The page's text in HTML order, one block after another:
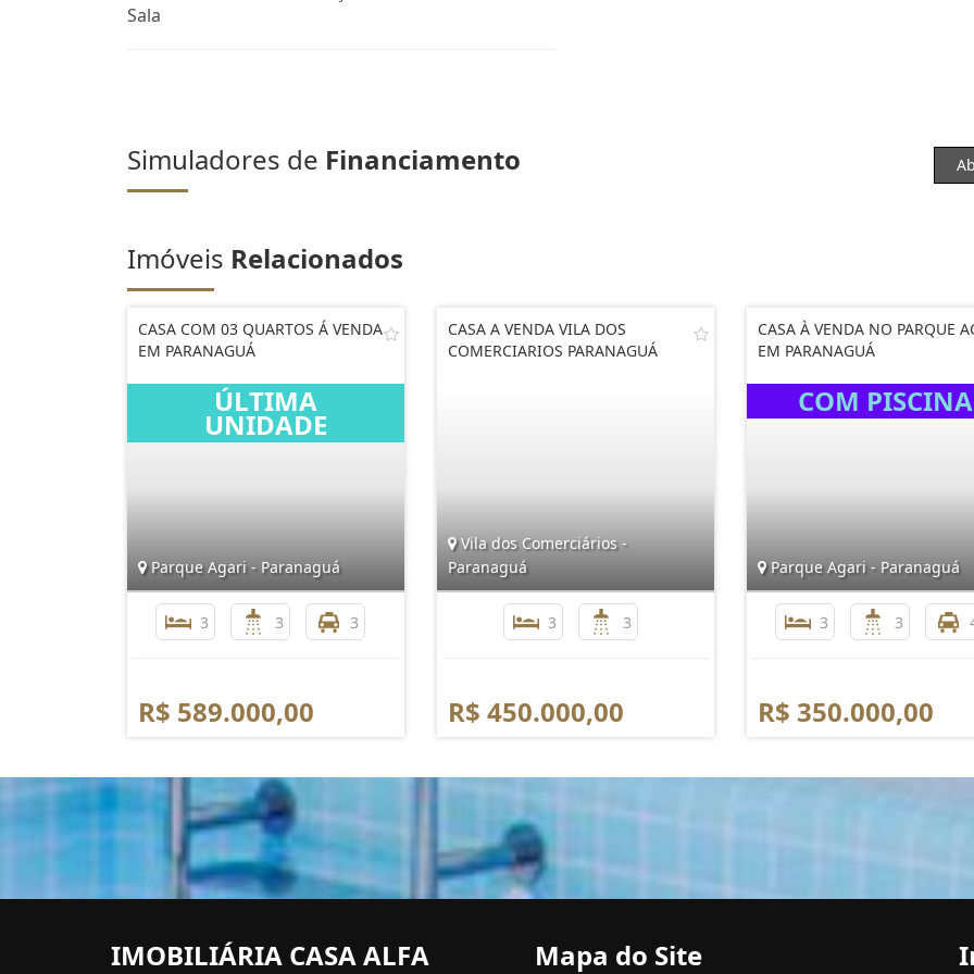
Sala
Simuladores de Financiamento
Imóveis Relacionados
CASA COM 03 QUARTOS Á VENDA
EM PARANAGUÁ
Parque Agari - Paranaguá
3 3 3
R$ 589.000,00
CASA A VENDA VILA DOS
COMERCIARIOS PARANAGUÁ
Vila dos Comerciários -
Paranaguá
3 3
R$ 450.000,00
CASA À VENDA NO PARQUE
EM PARANAGUÁ
Parque Agari - Paranaguá
3 3
R$ 350.000,00
IMOBILIÁRIA CASA ALFA Mapa do Site